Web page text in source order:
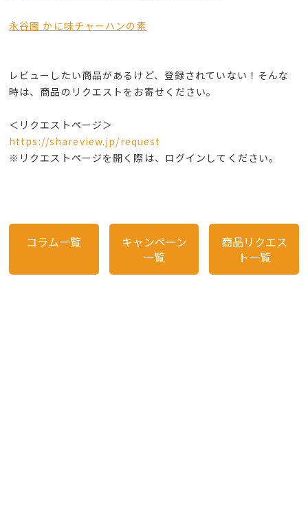
永谷園 かに味チャーハンの素
レビューしたい商品があるけど、登録されていない！そんな
時は、商品のリクエストをお寄せください。
＜リクエストページ＞
https://shareview.jp/request
※リクエストページを開く際は、ログインしてください。
コラム一覧
キャンペーン
一覧
商品リクエス
ト一覧